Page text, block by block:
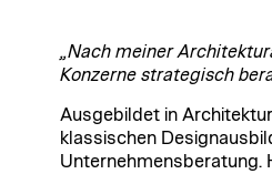
„Nach meiner
Konzerne strategisch
Ausgebildet in
klassischen
Unternehmensberatung.